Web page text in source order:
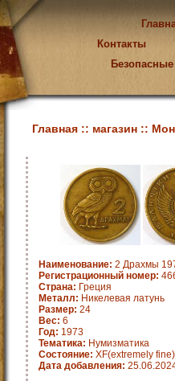
Контакты
Главная :: магазин ::
Наименование: 2 Драхмы
Регистрационный номер:
Страна: Греция
Металл: Никелевая латунь
Размер: 24
Вес: 6
Год: 1973
Тематика: Нумизматика
Состояние: XF(extremely fine)
Дата добавления: